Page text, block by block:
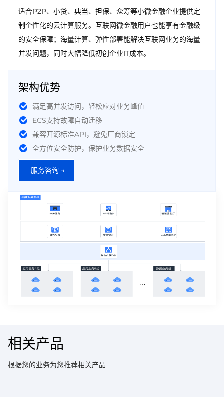
适合P2P、小贷、典当、担保、众筹等小微金融企业提供定
制个性化的云计算服务。互联网微金融用户也能享有金融级
的安全保障；海量计算、弹性部署能解决互联网业务的海量
并发问题，同时大幅降低初创企业IT成本。
架构优势
满足高并发访问，轻松应对业务峰值
ECS支持故障自动迁移
兼容开源标准API，避免厂商锁定
全方位安全防护，保护业务数据安全
服务咨询 →
相关产品
根据您的业务为您推荐相关产品